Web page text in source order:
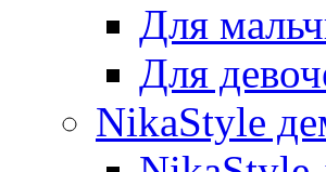
Для
Для
NikaStyle